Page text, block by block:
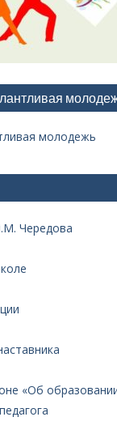
молодежь
Чередова
«Об